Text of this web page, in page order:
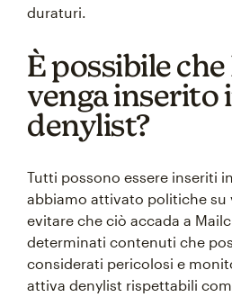
duraturi.
È possibile
venga inserito
denylist?
Tutti possono essere inseriti
abbiamo attivato politiche su
evitare che ciò accada a
determinati contenuti che
considerati pericolosi e
attiva denylist rispettabili